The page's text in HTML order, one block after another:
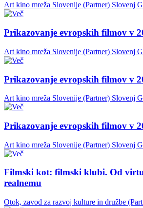
Art kino mreža Slovenije (Partner) Slovenj
Prikazovanje evropskih filmov v
Art kino mreža Slovenije (Partner) Slovenj
Prikazovanje evropskih filmov v
Art kino mreža Slovenije (Partner) Slovenj
Prikazovanje evropskih filmov v
Art kino mreža Slovenije (Partner) Slovenj
Filmski kot: filmski klubi. Od
realnemu
Otok, zavod za razvoj kulture in družbe